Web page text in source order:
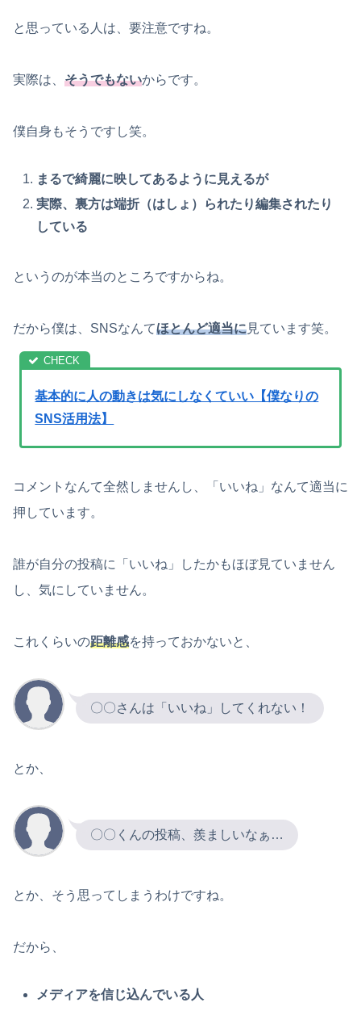
と思っている人は、要注意ですね。
実際は、 そうでもないからです。
僕自身もそうですし笑。
まるで綺麗に映してあるように見えるが
実際、裏方は端折（はしょ）られたり編集されたり
している
というのが本当のところですからね。
だから僕は、SNSなんてほとんど適当に見ています笑。
基本的に人の動きは気にしなくていい【僕なりの
SNS活用法】
コメントなんて全然しませんし、「いいね」なんて適当に
押しています。
誰が自分の投稿に「いいね」したかもほぼ見ていません
し、気にしていません。
これくらいの距離感を持っておかないと、
〇〇さんは「いいね」してくれない！
とか、
〇〇くんの投稿、羨ましいなぁ…
とか、そう思ってしまうわけですね。
だから、
メディアを信じ込んでいる人